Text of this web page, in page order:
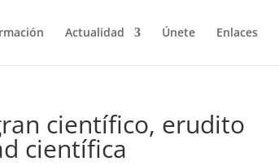
Actualidad Únete Enlaces
científico, erudito
científica